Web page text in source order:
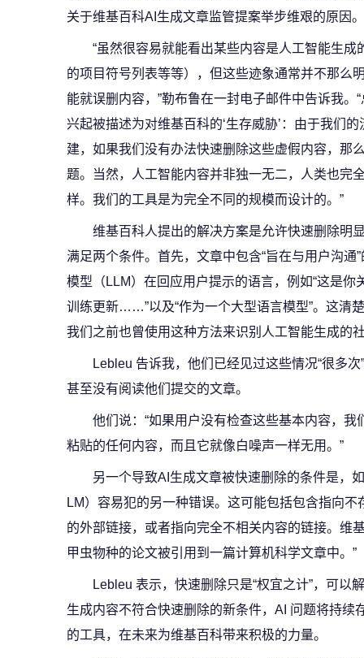
关于维基百科AI生成文章监管提案举步维艰的原因
“虽然很容易就能看出某些内容是人工智能生
的项目符号列表等等），但这些迹象通常并不那么
能就误删内容，”勒布鲁在一封电子邮件中告诉我
兴起被描述为对维基百科的‘生存威胁’：由于我们
建，如果我们没有办法快速删除这些虚假内容，那
题。当然，人工智能内容并非独一无二，人类也完
样。我们的工具是为完全不同的规模而设计的。”
维基百科人提出的解决方案是允许快速删除明
满足两个条件。首先，文章中包含“旨在与用户沟
模型（LLM）在回应用户提示的语言，例如“这是
训练更新……”以及“作为一个大型语言模型”。这清
我们之前也曾使用这种方法来识别人工智能生成的
Lebleu 告诉我，他们已经见过这些情况“很多
甚至没有阅读他们提交的文章。
他们说：“如果用户没有检查这些基本内容，
粘贴的任何内容，而且它就像白噪声一样无用。”
另一个导致AI生成文章被快速删除的条件是，
LM）容易犯的另一种错误。这可能包括包含指向
的外部链接，或者指向完全不相关内容的链接。维
甲虫物种的论文被引用到一篇计算机科学文章中。”
Lebleu 表示，快速删除只是“权宜之计”，可以
生成内容不符合快速删除的新条件，AI 问题将持续
的工具，在未来为维基百科带来积极的力量。